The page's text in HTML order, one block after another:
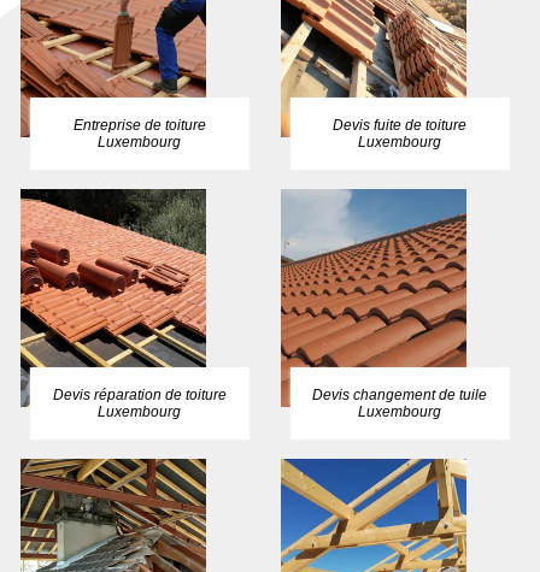
Entreprise de toiture
Luxembourg
Devis fuite de toiture
Luxembourg
Devis réparation de toiture
Luxembourg
Devis changement de tuile
Luxembourg